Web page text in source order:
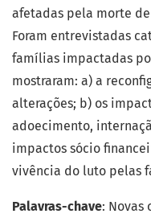
afetadas pela morte
Foram entrevistadas
famílias impactadas
mostraram: a) a
alterações; b) os
adoecimento,
impactos sócio
vivência do luto pelas
Palavras-chave: Novas